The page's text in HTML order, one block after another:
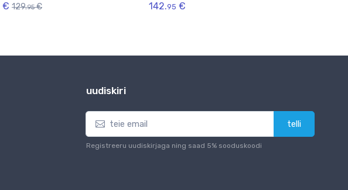
€ 129.95€ 142.95 €
uudiskiri
telli
Registreeru uudiskirjaga ning saad 5% sooduskoodi